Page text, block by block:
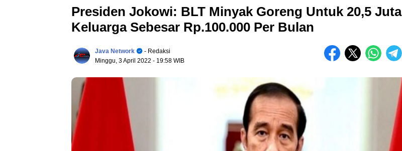
Presiden Jokowi: BLT Minyak Goreng Untuk 20,5 Juta
Keluarga Sebesar Rp.100.000 Per Bulan
Java Network
- Redaksi
Minggu, 3 April 2022 - 19:58 WIB